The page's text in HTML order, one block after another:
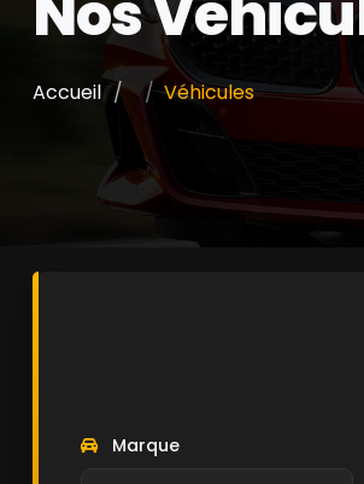
Accueil Véhicules
Marque